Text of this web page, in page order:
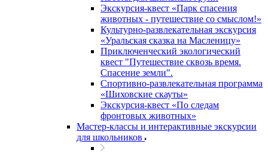
Экскурсия-квест «Парк спасения
животных - путешествие со смыслом!»
Культурно-развлекательная экскурсия
«Уральская сказка на Масленицу»
Приключенческий экологический
квест "Путешествие сквозь время.
Спасение земли".
Спортивно-развлекательная программа
«Шиховские скауты»
Экскурсия-квест «По следам
фронтовых животных»
Мастер-классы и интерактивные экскурсии
для школьников